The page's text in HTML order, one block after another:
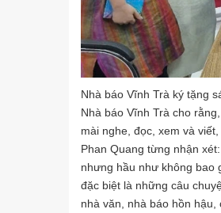
Nhà báo Vĩnh Trà ký tặng
Nhà báo Vĩnh Trà cho
mài nghe, đọc, xem và
Phan Quang từng nhận
nhưng hầu như không bao
đặc biệt là những câu
nhà văn, nhà báo hồn hậu,